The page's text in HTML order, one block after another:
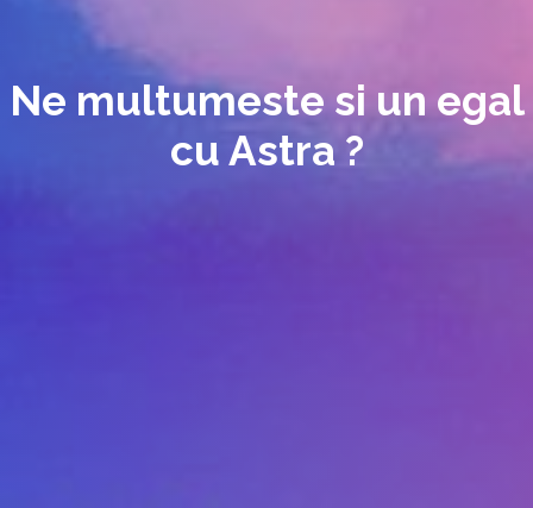
Ne multumeste si un egal
cu Astra ?